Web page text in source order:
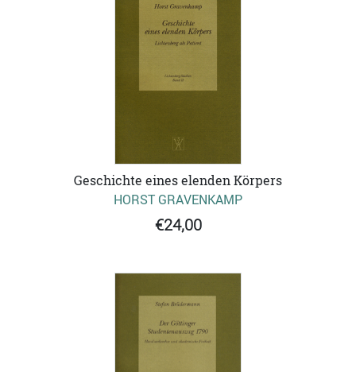
Geschichte eines elenden Körpers
HORST GRAVENKAMP
€24,00